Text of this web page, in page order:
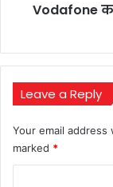
Vodafone
Leave a Reply
Your email
marked *